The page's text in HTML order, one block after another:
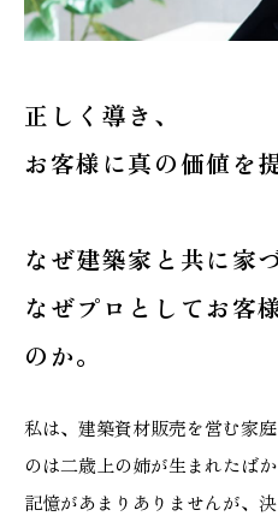
正しく導き、
お客様に真の価値を
なぜ建築家と共に家
なぜプロとしてお客
のか。
私は、建築資材販売を営む家
のは二歳上の姉が生まれたば
記憶があまりありませんが、